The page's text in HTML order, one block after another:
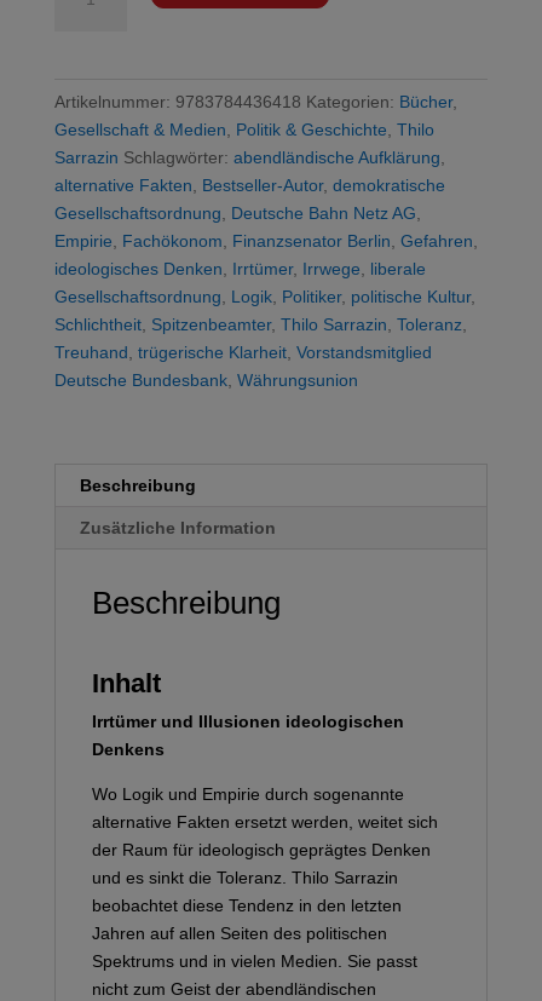
Artikelnummer: 9783784436418 Kategorien: Bücher,
Gesellschaft & Medien, Politik & Geschichte, Thilo
Sarrazin Schlagwörter: abendländische Aufklärung,
alternative Fakten, Bestseller-Autor, demokratische
Gesellschaftsordnung, Deutsche Bahn Netz AG,
Empirie, Fachökonom, Finanzsenator Berlin, Gefahren,
ideologisches Denken, Irrtümer, Irrwege, liberale
Gesellschaftsordnung, Logik, Politiker, politische Kultur,
Schlichtheit, Spitzenbeamter, Thilo Sarrazin, Toleranz,
Treuhand, trügerische Klarheit, Vorstandsmitglied
Deutsche Bundesbank, Währungsunion
Beschreibung
Zusätzliche Information
Beschreibung
Inhalt
Irrtümer und Illusionen ideologischen
Denkens
Wo Logik und Empirie durch sogenannte
alternative Fakten ersetzt werden, weitet sich
der Raum für ideologisch geprägtes Denken
und es sinkt die Toleranz. Thilo Sarrazin
beobachtet diese Tendenz in den letzten
Jahren auf allen Seiten des politischen
Spektrums und in vielen Medien. Sie passt
nicht zum Geist der abendländischen